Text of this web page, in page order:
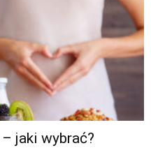
jaki wybrać?